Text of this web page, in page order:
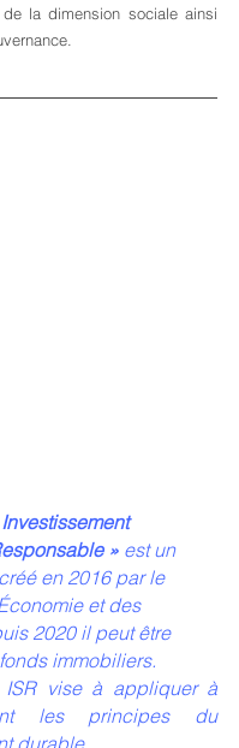
la dimension sociale ainsi
» est un
en 2016 par le
et des
2020 il peut être
immobiliers.
ISR vise à appliquer à
les principes du